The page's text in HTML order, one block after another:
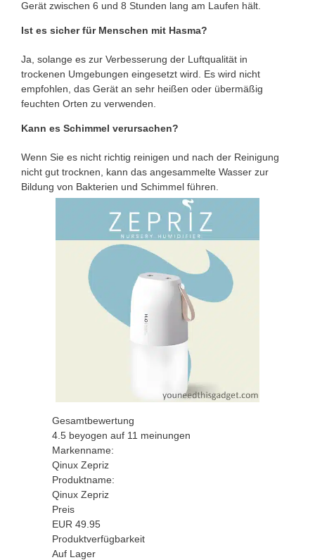
Gerät zwischen 6 und 8 Stunden lang am Laufen hält.
Ist es sicher für Menschen mit Hasma?
Ja, solange es zur Verbesserung der Luftqualität in
trockenen Umgebungen eingesetzt wird. Es wird nicht
empfohlen, das Gerät an sehr heißen oder übermäßig
feuchten Orten zu verwenden.
Kann es Schimmel verursachen?
Wenn Sie es nicht richtig reinigen und nach der Reinigung
nicht gut trocknen, kann das angesammelte Wasser zur
Bildung von Bakterien und Schimmel führen.
Gesamtbewertung
4.5 beyogen auf 11 meinungen
Markenname:
Qinux Zepriz
Produktname:
Qinux Zepriz
Preis
EUR 49.95
Produktverfügbarkeit
Auf Lager